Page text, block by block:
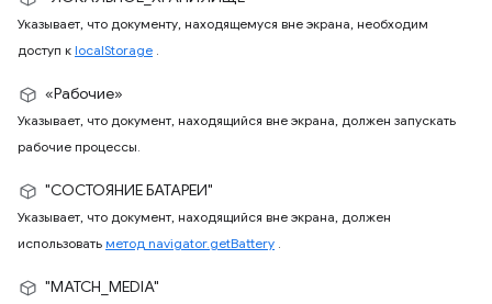
Указывает, что документу, находящемуся вне экрана, необходим
доступ к localStorage .
«Рабочие»
Указывает, что документ, находящийся вне экрана, должен запускать
рабочие процессы.
"СОСТОЯНИЕ БАТАРЕИ"
Указывает, что документ, находящийся вне экрана, должен
использовать метод navigator.getBattery .
"MATCH_MEDIA"